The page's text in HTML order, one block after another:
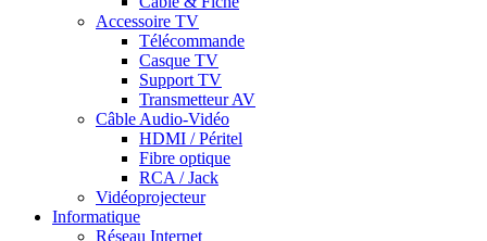
Accessoire TV
Télécommande
Casque TV
Support TV
Transmetteur AV
Câble Audio-Vidéo
HDMI / Péritel
Fibre optique
RCA / Jack
Vidéoprojecteur
Informatique
Réseau Internet